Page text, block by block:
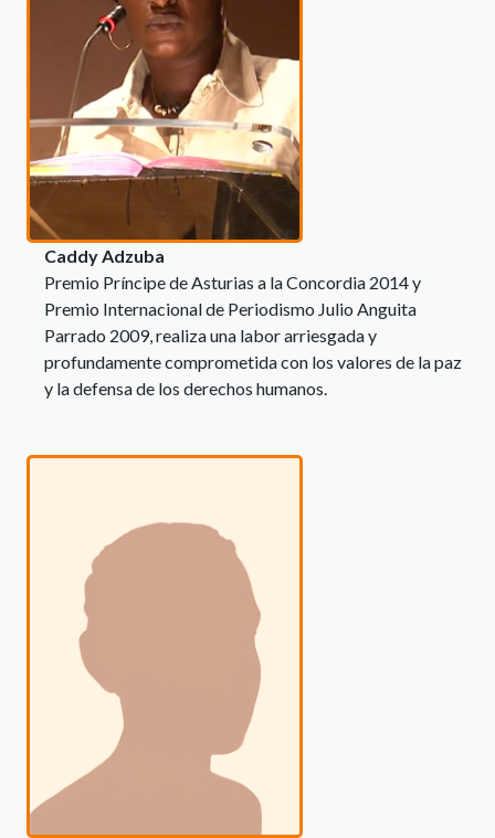
Caddy Adzuba
Premio Príncipe de Asturias a la Concordia 2014 y
Premio Internacional de Periodismo Julio Anguita
Parrado 2009, realiza una labor arriesgada y
profundamente comprometida con los valores de la paz
y la defensa de los derechos humanos.